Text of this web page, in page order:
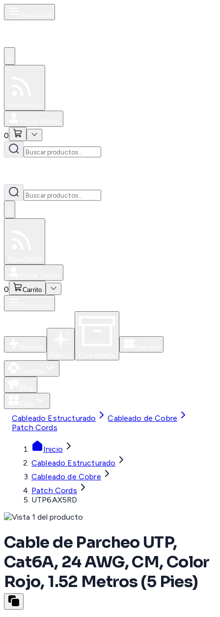
0
0 Carrito
Cableado Estructurado
Cableado de Cobre
Patch Cords
Inicio
Cableado Estructurado
Cableado de Cobre
Patch Cords
UTP6AX5RD
Cable de Parcheo UTP,
Cat6A, 24 AWG, CM, Color
Rojo, 1.52 Metros (5 Pies)